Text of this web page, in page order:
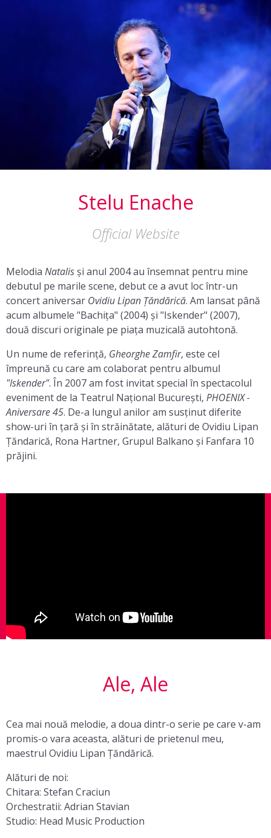
Stelu Enache
Official Website
Melodia Natalisși anul 2004 au însemnat pentru mine
debutul pe marile scene, debut ce a avut loc într-un
concert aniversar Ovidiu Lipan Țăndărică. Am lansat până
acum albumele "Bachița" (2004) și "Iskender" (2007),
două discuri originale pe piața muzicală autohtonă.
Un nume de referință, Gheorghe Zamfir, este cel
împreună cu care am colaborat pentru albumul
"Iskender". În 2007 am fost invitat special în spectacolul
eveniment de la Teatrul Național București, PHOENIX -
Aniversare 45. De-a lungul anilor am susținut diferite
show-uri în țară și în străinătate, alături de Ovidiu Lipan
Țăndarică, Rona Hartner, Grupul Balkano și Fanfara 10
prăjini.
Ale, Ale
Cea mai nouă melodie, a doua dintr-o serie pe care v-am
promis-o vara aceasta, alături de prietenul meu,
maestrul Ovidiu Lipan Țăndărică.
Alături de noi:
Chitara: Stefan Craciun
Orchestratii: Adrian Stavian
Studio: Head Music Production